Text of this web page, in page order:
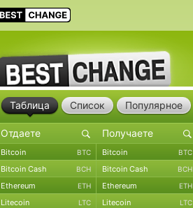
Таблица Список Популярное
Bitcoin BTC Bitcoin BTC
Bitcoin Cash BCH Bitcoin Cash BCH
Ethereum ETH Ethereum ETH
Litecoin LTC Litecoin LTC